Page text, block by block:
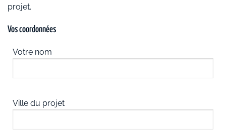
projet.
Vos coordonnées
Votre nom
Ville du projet